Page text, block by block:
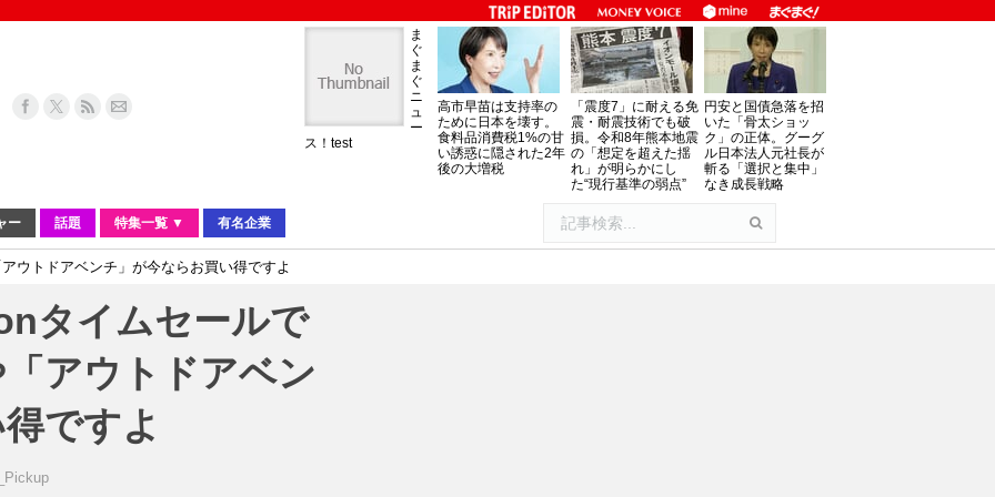
ま
ぐ
ま
ぐ
ニ
ュ
ー
ス！test
高市早苗は支持率の
ために日本を壊す。
食料品消費税1%の甘
い誘惑に隠された2年
後の大増税
「震度7」に耐える免
震・耐震技術でも破
損。令和8年熊本地震
の「想定を超えた揺
れ」が明らかにし
た“現行基準の弱点”
円安と国債急落を招
いた「骨太ショッ
ク」の正体。グーグ
ル日本法人元社長が
斬る「選択と集中」
なき成長戦略
ー 話題 特集一覧 ▼ 有名企業
ウトドアベンチ」が今ならお買い得ですよ
タイムセールで
アウトドアベン
ですよ